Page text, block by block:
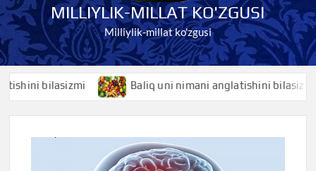
MILLIYLIK-MILLAT KO'ZGUSI
Milliylik-millat ko'zgusi
bilasizmi Baliq uni nimani anglatishini bilasizmi